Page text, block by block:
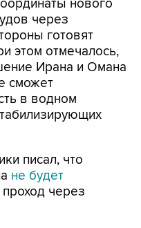
нового
через
готовят
этом отмечалось,
Ирана и Омана
сможет
в водном
писал, что
не будет
проход через